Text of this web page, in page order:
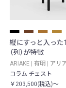
縦にすっと入った
（列）が特徴
ARIAKE | 有明 | アリ
コラム チェスト
￥203,500(税込)～